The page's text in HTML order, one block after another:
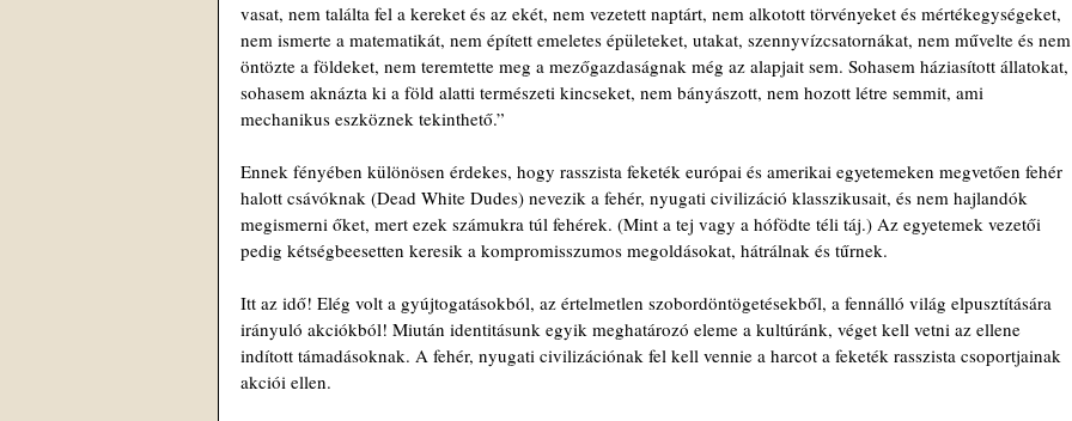
vasat, nem találta fel a kereket és az ekét, nem vezetett naptárt, nem alkotott törvényeket és mértékegységeket,
nem ismerte a matematikát, nem épített emeletes épületeket, utakat, szennyvízcsatornákat, nem művelte és nem
öntözte a földeket, nem teremtette meg a mezőgazdaságnak még az alapjait sem. Sohasem háziasított állatokat,
sohasem aknázta ki a föld alatti természeti kincseket, nem bányászott, nem hozott létre semmit, ami
mechanikus eszköznek tekinthető.”
Ennek fényében különösen érdekes, hogy rasszista feketék európai és amerikai egyetemeken megvetően fehér
halott csávóknak (Dead White Dudes) nevezik a fehér, nyugati civilizáció klasszikusait, és nem hajlandók
megismerni őket, mert ezek számukra túl fehérek. (Mint a tej vagy a hófödte téli táj.) Az egyetemek vezetői
pedig kétségbeesetten keresik a kompromisszumos megoldásokat, hátrálnak és tűrnek.
Itt az idő! Elég volt a gyújtogatásokból, az értelmetlen szobordöntögetésekből, a fennálló világ elpusztítására
irányuló akciókból! Miután identitásunk egyik meghatározó eleme a kultúránk, véget kell vetni az ellene
indított támadásoknak. A fehér, nyugati civilizációnak fel kell vennie a harcot a feketék rasszista csoportjainak
akciói ellen.